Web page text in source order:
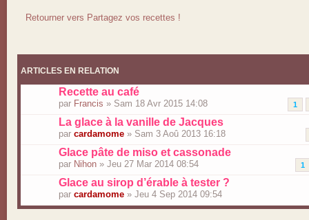
Retourner vers Partagez vos recettes !
ARTICLES EN RELATION
Recette au café
1
par Francis » Sam 18 Avr 2015 14:08
La glace à la vanille de Jacques
par cardamome » Sam 3 Aoû 2013 16:18
Glace pâte de miso et cassonade
1
par Nihon » Jeu 27 Mar 2014 08:54
Glace au sirop d’érable à tester ?
par cardamome » Jeu 4 Sep 2014 09:54